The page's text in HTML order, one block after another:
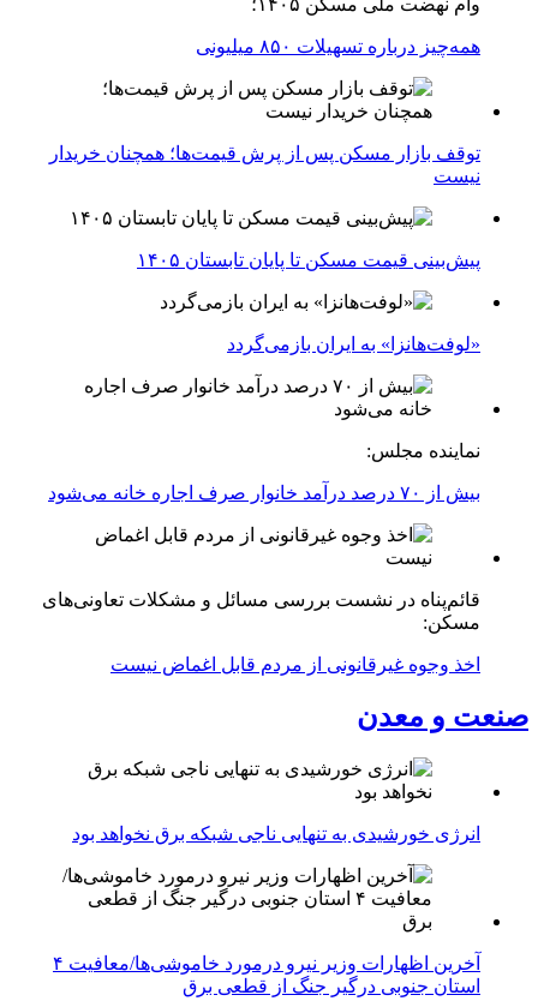
وام نهضت ملی مسکن ۱۴۰۵؛
همه‌چیز درباره تسهیلات ۸۵۰ میلیونی
توقف بازار مسکن پس از پرش قیمت‌ها؛ همچنان خریدار
نیست
پیش‌بینی قیمت مسکن تا پایان تابستان ۱۴۰۵
«لوفت‌هانزا» به ایران بازمی‌گردد
نماینده مجلس:
بیش از ۷۰ درصد درآمد خانوار صرف اجاره خانه می‌شود
قائم‌پناه در نشست بررسی مسائل و مشکلات تعاونی‌های
مسکن:
اخذ وجوه غیرقانونی از مردم قابل اغماض نیست
صنعت و معدن
انرژی خورشیدی به تنهایی ناجی شبکه برق نخواهد بود
آخرین اظهارات وزیر نیرو درمورد خاموشی‌ها/معافیت ۴
استان جنوبی درگیر جنگ از قطعی برق